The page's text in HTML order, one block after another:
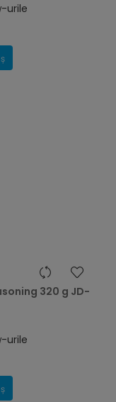
urile
320 g JD-
urile